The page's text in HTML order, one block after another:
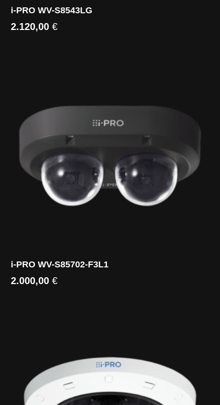
i-PRO WV-S8543LG
2.120,00€
i-PRO WV-S85702-F3L1
2.000,00€